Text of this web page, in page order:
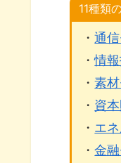
11種類
・通
・情
・素
・ 資
・ エ
・金